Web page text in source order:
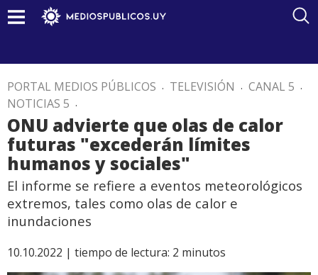
PORTAL MEDIOS PÚBLICOS . TELEVISIÓN . CANAL 5 .
NOTICIAS 5 .
ONU advierte que olas de calor
futuras "excederán límites
humanos y sociales"
El informe se refiere a eventos meteorológicos
extremos, tales como olas de calor e
inundaciones
10.10.2022 | tiempo de lectura: 2 minutos